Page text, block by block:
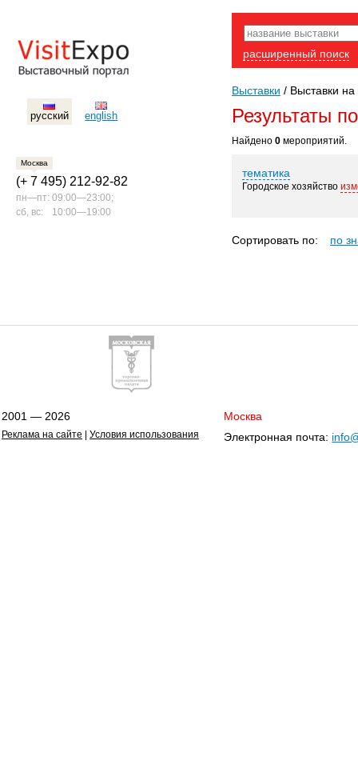
русский english
Москва
(+ 7 495) 212-92-82
пн—пт: 09:00—23:00;
сб, вс:
10:00—19:00
расширенный поиск
Выставки / Выставки на
Результаты
Найдено 0 мероприятий.
тематика
Городское хозяйство
Сортировать по: по
2001 — 2026
Реклама на сайте Условия использования
Москва
Электронная почта: